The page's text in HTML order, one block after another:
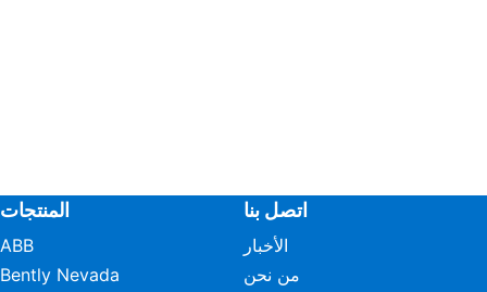
المنتجات
ABB
Bently Nevada
اتصل بنا
الأخبار
من نحن